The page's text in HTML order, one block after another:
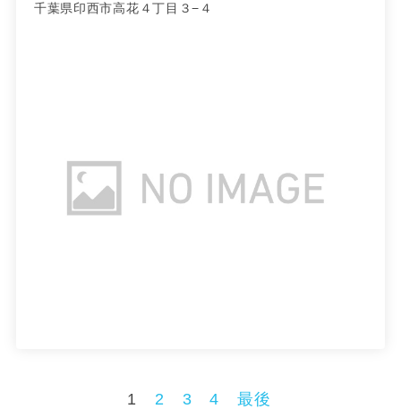
千葉県印西市高花４丁目３−４
1 2 3 4 最後